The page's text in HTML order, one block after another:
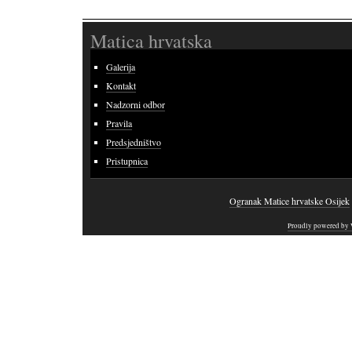
Matica hrvatska
Galerija
Kontakt
Nadzorni odbor
Pravila
Predsjedništvo
Pristupnica
Ogranak Matice hrvatske Osijek
Proudly powered by